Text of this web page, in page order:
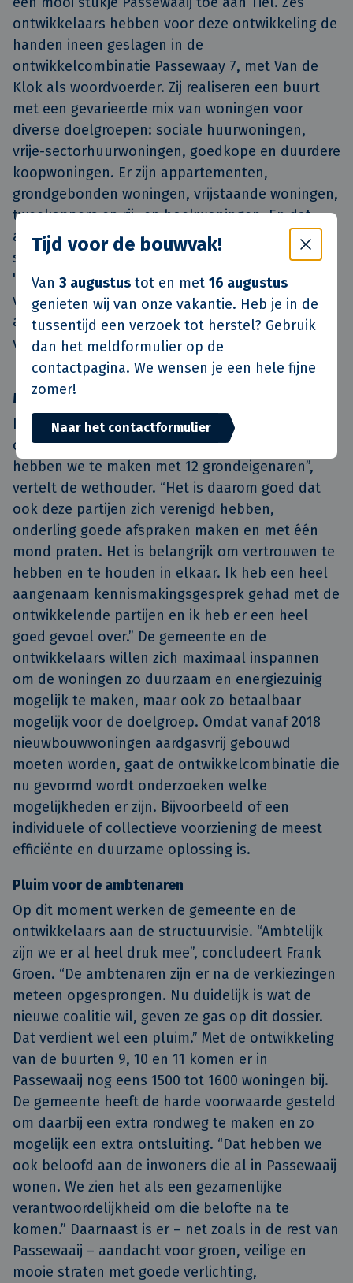
Tijd voor de bouwvak!
Van 3 augustus tot en met 16 augustus
genieten wij van onze vakantie. Heb je in de
tussentijd een verzoek tot herstel? Gebruik
dan het meldformulier op de
contactpagina. We wensen je een hele fijne
zomer!
Naar het contactformulier
ontwikkelaars hebben voor deze ontwikkeling de
handen ineen geslagen in de
ontwikkelcombinatie Passewaay 7, met Van de
Klok als woordvoerder. Zij realiseren een buurt
met een gevarieerde mix van woningen voor
diverse doelgroepen: sociale huurwoningen,
vrije-sectorhuurwoningen, goedkope en duurdere
koopwoningen. Er zijn appartementen,
grondgebonden woningen, vrijstaande woningen,
tweekappers en rij- en hoekwoningen. En dat
allemaal rondom een centraal park. De
speeltoestellen in de parkzone zijn ontworpen
'met een knipoog' naar de archeologische
vondsten uit de Bataafse tijd die in buurt 7 zijn
aangetroffen. Halverwege 2019 is buurt 7 naar
verwachting helemaal woonrijp.
Met één mond praten
In de buurten 9, 10 en 11 is het aantal betrokken
ontwikkelaars nog groter dan in buurt 7. “Hier
hebben we te maken met 12 grondeigenaren”,
vertelt de wethouder. “Het is daarom goed dat
ook deze partijen zich verenigd hebben,
onderling goede afspraken maken en met één
mond praten. Het is belangrijk om vertrouwen te
hebben en te houden in elkaar. Ik heb een heel
aangenaam kennismakingsgesprek gehad met de
ontwikkelende partijen en ik heb er een heel
goed gevoel over.” De gemeente en de
ontwikkelaars willen zich maximaal inspannen
om de woningen zo duurzaam en energiezuinig
mogelijk te maken, maar ook zo betaalbaar
mogelijk voor de doelgroep. Omdat vanaf 2018
nieuwbouwwoningen aardgasvrij gebouwd
moeten worden, gaat de ontwikkelcombinatie die
nu gevormd wordt onderzoeken welke
mogelijkheden er zijn. Bijvoorbeeld of een
individuele of collectieve voorziening de meest
efficiënte en duurzame oplossing is.
Pluim voor de ambtenaren
Op dit moment werken de gemeente en de
ontwikkelaars aan de structuurvisie. “Ambtelijk
zijn we er al heel druk mee”, concludeert Frank
Groen. “De ambtenaren zijn er na de verkiezingen
meteen opgesprongen. Nu duidelijk is wat de
nieuwe coalitie wil, geven ze gas op dit dossier.
Dat verdient wel een pluim.” Met de ontwikkeling
van de buurten 9, 10 en 11 komen er in
Passewaaij nog eens 1500 tot 1600 woningen bij.
De gemeente heeft de harde voorwaarde gesteld
om daarbij een extra rondweg te maken en zo
mogelijk een extra ontsluiting. “Dat hebben we
ook beloofd aan de inwoners die al in Passewaaij
wonen. We zien het als een gezamenlijke
verantwoordelijkheid om die belofte na te
komen.” Daarnaast is er – net zoals in de rest van
Passewaaij – aandacht voor groen, veilige en
mooie straten met goede verlichting,